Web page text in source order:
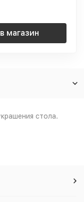
магазин
стола.